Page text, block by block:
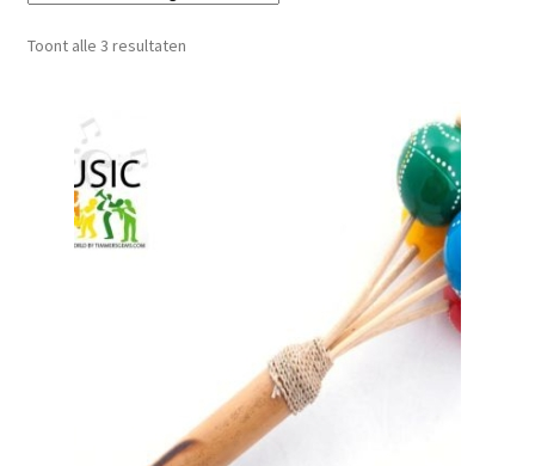
Afrekenen
Toont alle 3 resultaten